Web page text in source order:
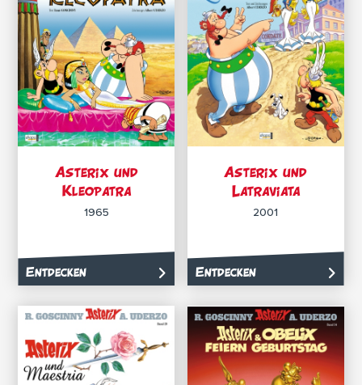
Asterix und
Kleopatra
1965
Entdecken
Asterix und
Latraviata
2001
Entdecken